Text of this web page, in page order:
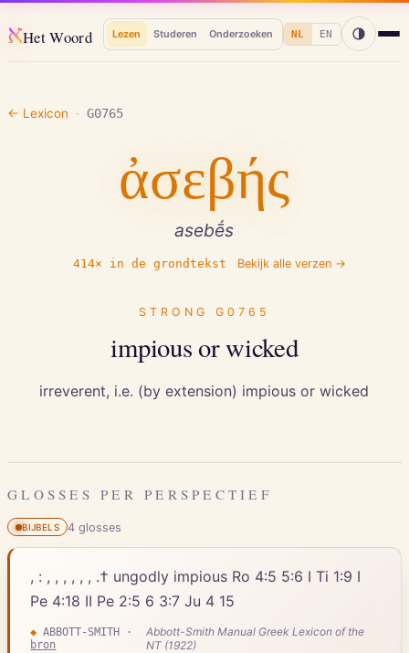
אHet Woord Lezen Studeren Onderzoeken NL EN
← Lexicon · G0765
ἀσεβής
asebḗs
414× in de grondtekst Bekijk alle verzen →
STRONG G0765
impious or wicked
irreverent, i.e. (by extension) impious or wicked
GLOSSES PER PERSPECTIEF
BIJBELS 4glosses
, : , , , , , , .† ungodly impious Ro 4:5 5:6 I Ti 1:9 I
Pe 4:18 II Pe 2:5 6 3:7 Ju 4 15
◆ ABBOTT-SMITH ·
bron
Abbott-Smith Manual Greek Lexicon of the
NT (1922)